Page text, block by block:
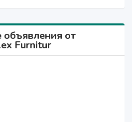
объявления от
Furnitur